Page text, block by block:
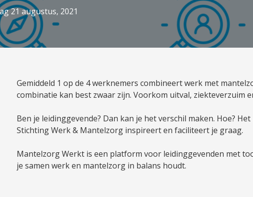
21 augustus, 2021
Gemiddeld 1 op de 4 werknemers combineert werk met
combinatie kan best zwaar zijn. Voorkom uitval, ziekteverzuim
Ben je leidinggevende? Dan kan je het verschil maken. Hoe?
Stichting Werk & Mantelzorg inspireert en faciliteert je graag.
Mantelzorg Werkt is een platform voor leidinggevenden met
je samen werk en mantelzorg in balans houdt.